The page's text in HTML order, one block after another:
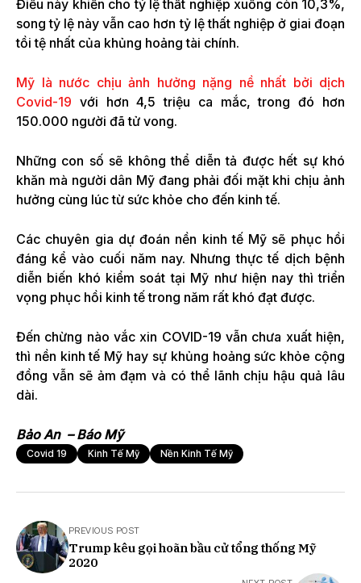
Điều này khiến cho tỷ lệ thất nghiệp xuống còn 10,3%,
song tỷ lệ này vẫn cao hơn tỷ lệ thất nghiệp ở giai đoạn
tồi tệ nhất của khủng hoảng tài chính.
Mỹ là nước chịu ảnh hưởng nặng nề nhất bởi dịch
Covid-19 với hơn 4,5 triệu ca mắc, trong đó hơn
150.000 người đã tử vong.
Những con số sẽ không thể diễn tả được hết sự khó
khăn mà người dân Mỹ đang phải đối mặt khi chịu ảnh
hưởng cùng lúc từ sức khỏe cho đến kinh tế.
Các chuyên gia dự đoán nền kinh tế Mỹ sẽ phục hồi
đáng kể vào cuối năm nay. Nhưng thực tế dịch bệnh
diễn biến khó kiểm soát tại Mỹ như hiện nay thì triển
vọng phục hồi kinh tế trong năm rất khó đạt được.
Đến chừng nào vắc xin COVID-19 vẫn chưa xuất hiện,
thì nền kinh tế Mỹ hay sự khủng hoảng sức khỏe cộng
đồng vẫn sẽ ảm đạm và có thể lãnh chịu hậu quả lâu
dài.
Bảo An – Báo Mỹ
Covid 19 Kinh Tế Mỹ Nền Kinh Tế Mỹ
PREVIOUS POST
Trump kêu gọi hoãn bầu cử tổng thống Mỹ
2020